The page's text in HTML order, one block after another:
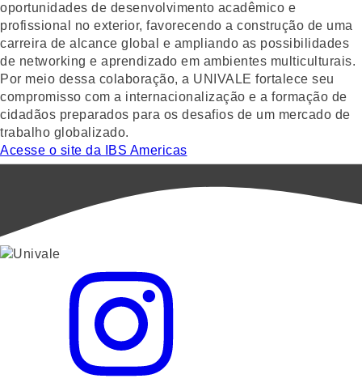
oportunidades de desenvolvimento acadêmico e
profissional no exterior, favorecendo a construção de uma
carreira de alcance global e ampliando as possibilidades
de networking e aprendizado em ambientes multiculturais.
Por meio dessa colaboração, a UNIVALE fortalece seu
compromisso com a internacionalização e a formação de
cidadãos preparados para os desafios de um mercado de
trabalho globalizado.
Acesse o site da IBS Americas